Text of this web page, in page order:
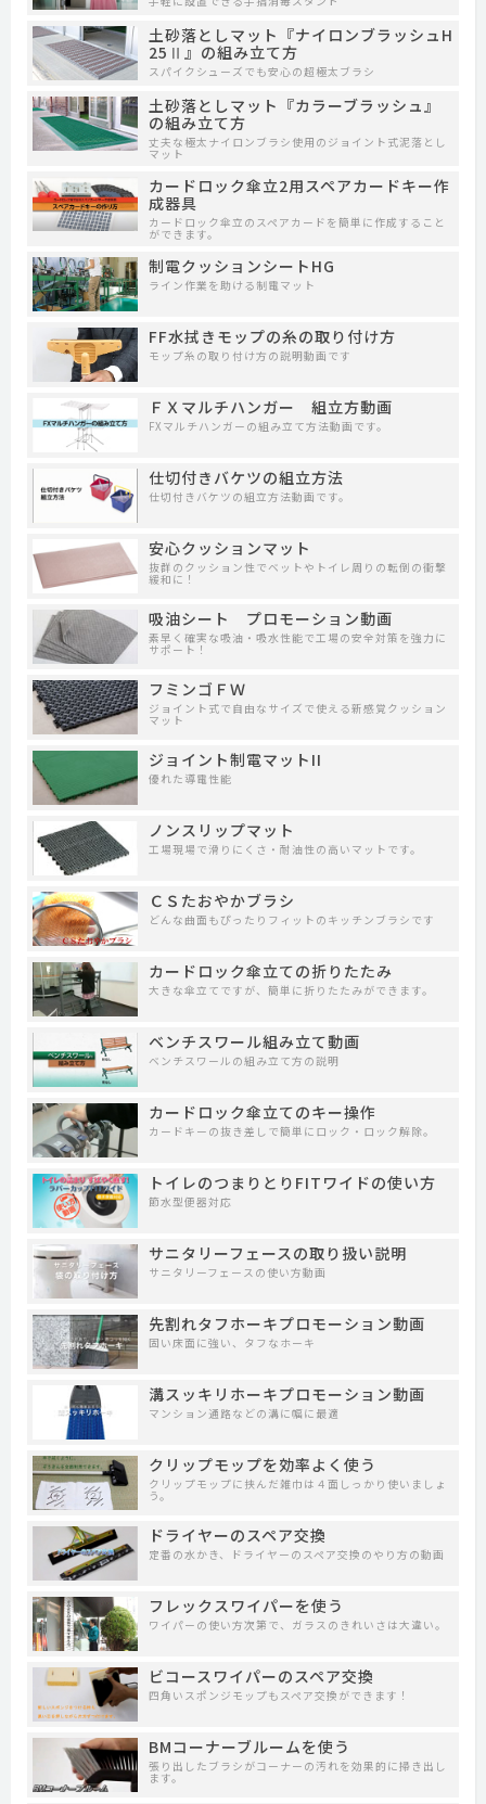
土砂落としマット『ナイロンブラッシュH
25Ⅱ』の組み立て方
スパイクシューズでも安心の超極太ブラシ
土砂落としマット『カラーブラッシュ』
の組み立て方
丈夫な極太ナイロンブラシ使用のジョイント式泥落とし
マット
カードロック傘立2用スペアカードキー作
成器具
カードロック傘立のスペアカードを簡単に作成すること
ができます。
制電クッションシートHG
ライン作業を助ける制電マット
FF水拭きモップの糸の取り付け方
モップ糸の取り付け方の説明動画です
ＦＸマルチハンガー 組立方動画
FXマルチハンガーの組み立て方法動画です。
仕切付きバケツの組立方法
仕切付きバケツの組立方法動画です。
安心クッションマット
抜群のクッション性でベットやトイレ周りの転倒の衝撃
緩和に！
吸油シート プロモーション動画
素早く確実な吸油・吸水性能で工場の安全対策を強力に
サポート！
フミンゴＦＷ
ジョイント式で自由なサイズで使える新感覚クッション
マット
ジョイント制電マットII
優れた導電性能
ノンスリップマット
工場現場で滑りにくさ・耐油性の高いマットです。
ＣＳたおやかブラシ
どんな曲面もぴったりフィットのキッチンブラシです
カードロック傘立ての折りたたみ
大きな傘立てですが、簡単に折りたたみができます。
ベンチスワール組み立て動画
ベンチスワールの組み立て方の説明
カードロック傘立てのキー操作
カードキーの抜き差しで簡単にロック・ロック解除。
トイレのつまりとりFITワイドの使い方
節水型便器対応
サニタリーフェースの取り扱い説明
サニタリーフェースの使い方動画
先割れタフホーキプロモーション動画
固い床面に強い、タフなホーキ
溝スッキリホーキプロモーション動画
マンション通路などの溝に幅に最適
クリップモップを効率よく使う
クリップモップに挟んだ雑巾は４面しっかり使いましょ
う。
ドライヤーのスペア交換
定番の水かき、ドライヤーのスペア交換のやり方の動画
フレックスワイパーを使う
ワイパーの使い方次第で、ガラスのきれいさは大違い。
ビコースワイパーのスペア交換
四角いスポンジモップもスペア交換ができます！
BMコーナーブルームを使う
張り出したブラシがコーナーの汚れを効果的に掃き出し
ます。